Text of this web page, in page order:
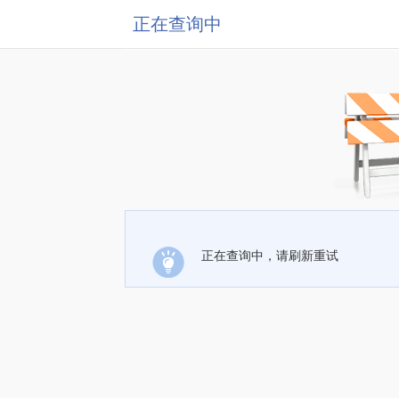
正在查询中
正在查询中，请刷新重试